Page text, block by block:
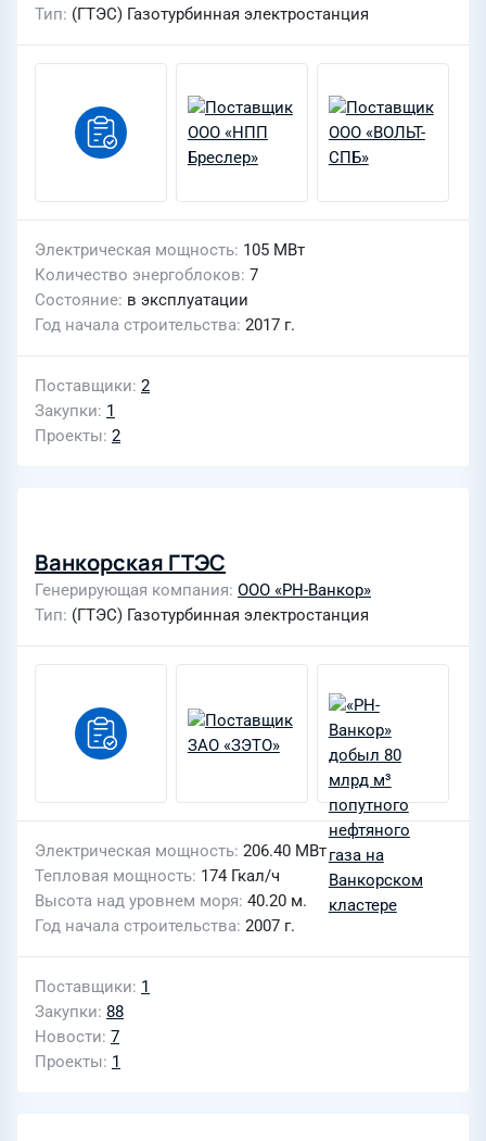
Тип (ГТЭС) Газотурбинная электростанция
Электрическая мощность 105 МВт
Количество энергоблоков 7
Состояние в эксплуатации
Год начала строительства 2017 г.
Поставщики 2
Закупки 1
Проекты 2
Ванкорская ГТЭС
Генерирующая компания ООО «РН-Ванкор»
Тип (ГТЭС) Газотурбинная электростанция
Электрическая мощность 206.40 МВт
Тепловая мощность 174 Гкал/ч
Высота над уровнем моря 40.20 м.
Год начала строительства 2007 г.
Поставщики 1
Закупки 88
Новости 7
Проекты 1